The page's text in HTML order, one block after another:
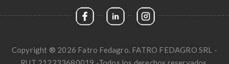
Copyright ® 2026 Fatro Fedagro. FATRO FEDAGRO SRL -